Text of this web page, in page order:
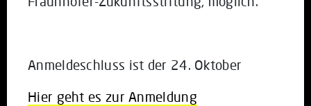
Anmeldeschluss ist der 24. Oktober
Hier geht es zur Anmeldung